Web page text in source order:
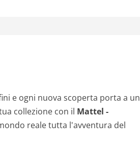
e ogni nuova scoperta porta a un
collezione con il Mattel -
reale tutta l'avventura del